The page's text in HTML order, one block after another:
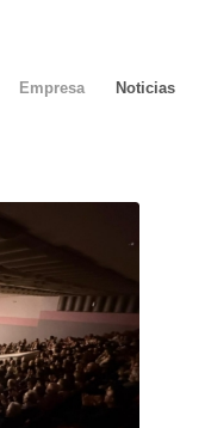
Empresa Noticias